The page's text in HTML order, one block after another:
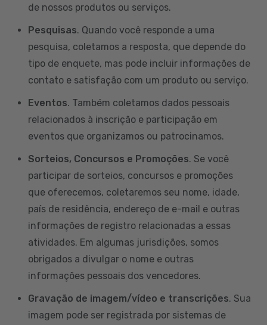
de nossos produtos ou serviços.
Pesquisas. Quando você responde a uma
pesquisa, coletamos a resposta, que depende do
tipo de enquete, mas pode incluir informações de
contato e satisfação com um produto ou serviço.
Eventos. Também coletamos dados pessoais
relacionados à inscrição e participação em
eventos que organizamos ou patrocinamos.
Sorteios, Concursos e Promoções. Se você
participar de sorteios, concursos e promoções
que oferecemos, coletaremos seu nome, idade,
país de residência, endereço de e-mail e outras
informações de registro relacionadas a essas
atividades. Em algumas jurisdições, somos
obrigados a divulgar o nome e outras
informações pessoais dos vencedores.
Gravação de imagem/vídeo e transcrições. Sua
imagem pode ser registrada por sistemas de